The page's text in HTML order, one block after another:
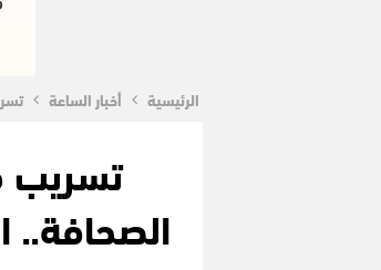
الرئيسية أخبار الساعة
تسريب